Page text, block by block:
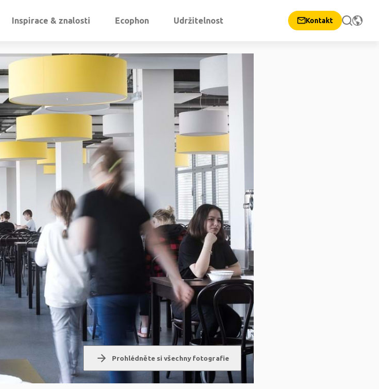
Inspirace & znalosti Ecophon Udržitelnost Kontakt
arrow_forward Prohlédněte si všechny fotografie